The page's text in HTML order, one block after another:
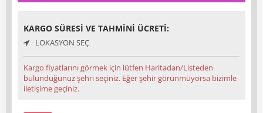
KARGO SÜRESI VE TAHMINI ÜCRETI:
LOKASYON SEÇ
Kargo fiyatlarını görmek için lütfen Haritadan/Listeden
bulunduğunuz şehri seçiniz. Eğer şehir görünmüyorsa bizimle
iletişime geçiniz.